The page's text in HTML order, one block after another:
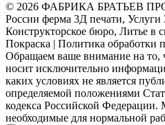
© 2026 ФАБРИКА БРАТЬЕВ
России ферма 3Д печати,
Конструкторское бюро, Литье в
Покраска | Политика обработки
Обращаем ваше внимание на то,
носит исключительно
каких условиях не является
определяемой положениями
кодекса Российской Федерации.
необходимые для нормальной